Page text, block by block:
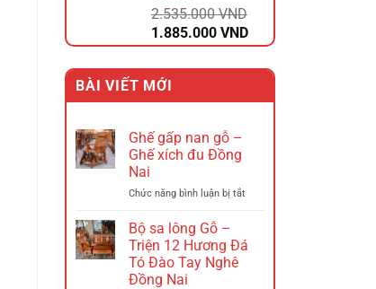
2.535.000VND
Giá
gốc
là:
2.535.000 VND.
1.885.000 VNDGiá
hiện
tại
1.885.000 VND.
BÀI VIẾT MỚI
Ghế gấp nan gỗ –
Ghế xích đu Đồng
Nai
Chức năng bình luận bị tắtở
nan
gỗ
Bộ sa lông Gỗ –
Triện 12 Hương Đá
Tó Đào Tay Nghê
Đồng Nai